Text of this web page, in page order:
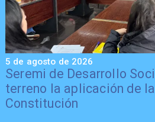
Seremi de Desarrollo
terreno la aplicación de
Constitución
5 de agosto de 2026